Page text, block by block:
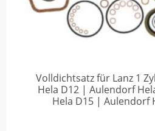
Volldichtsatz für Lanz 1
Hela D12 | Aulendorf
Hela D15 | Aulendorf